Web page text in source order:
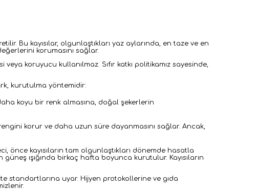
Bu kayısılar, olgunlaştıkları yaz aylarında, en taze ve en
korumasını sağlar.
koruyucu kullanılmaz. Sıfır katkı politikamız sayesinde,
kurutulma yöntemidir:
koyu bir renk almasına, doğal şekerlerin
korur ve daha uzun süre dayanmasını sağlar. Ancak,
önce kayısıların tam olgunlaştıkları dönemde hasatla
ışığında birkaç hafta boyunca kurutulur. Kayısıların
standartlarına uyar. Hijyen protokollerine ve gıda